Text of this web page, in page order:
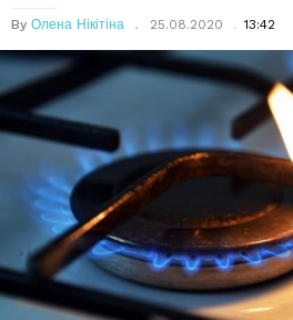
By Олена Нікітіна 25.08.2020 13:42